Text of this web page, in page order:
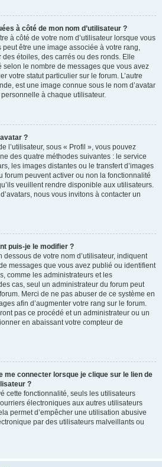
à côté de mon nom d’utilisateur ?
à côté de votre nom d’utilisateur lorsque vous
peut être une image associée à votre rang,
étoiles, des carrés ou des ronds. Elle
selon le nombre de messages que vous avez
votre statut particulier sur le forum. L’autre
est une image connue sous le nom d’avatar
à chaque utilisateur.
?
l’utilisateur, sous « Profil », vous pouvez
des quatre méthodes suivantes : le service
les images distantes ou le transfert d’images
forum peuvent activer ou non la fonctionnalité
veuillent rendre disponible aux utilisateurs.
nous vous invitons à contacter un
puis-je le modifier ?
dessous de votre nom d’utilisateur, indiquent
messages que vous avez publié ou identifient
comme les administrateurs et les
cas, seul un administrateur du forum peut
Merci de ne pas abuser de ce système en
afin d’augmenter votre rang sur le forum.
pas ce procédé et un administrateur ou un
en abaissant votre compteur de
me connecter lorsque je clique sur le lien de
?
cette fonctionnalité, seuls les utilisateurs
électroniques aux autres utilisateurs
permet d’empêcher une utilisation abusive
par des utilisateurs malveillants ou